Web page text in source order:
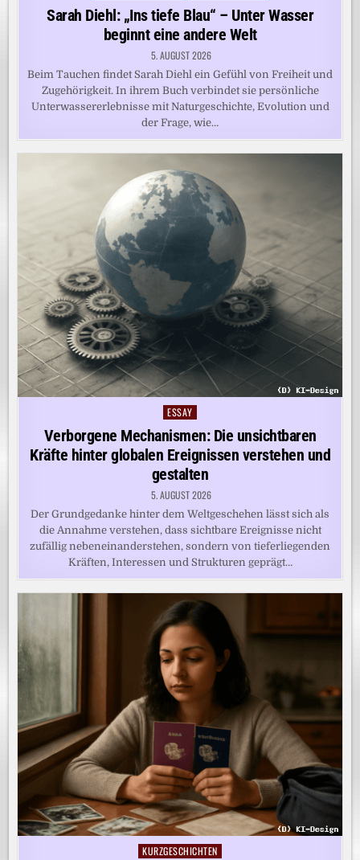
in
Sarah Diehl: „Ins tiefe Blau“ – Unter Wasser
beginnt eine andere Welt
5. AUGUST 2026
Beim Tauchen findet Sarah Diehl ein Gefühl von Freiheit und
Zugehörigkeit. In ihrem Buch verbindet sie persönliche
Unterwassererlebnisse mit Naturgeschichte, Evolution und
der Frage, wie…
Posted
in
ESSAY
Verborgene Mechanismen: Die unsichtbaren
Kräfte hinter globalen Ereignissen verstehen und
gestalten
5. AUGUST 2026
Der Grundgedanke hinter dem Weltgeschehen lässt sich als
die Annahme verstehen, dass sichtbare Ereignisse nicht
zufällig nebeneinanderstehen, sondern von tieferliegenden
Kräften, Interessen und Strukturen geprägt…
Posted
KURZGESCHICHTEN